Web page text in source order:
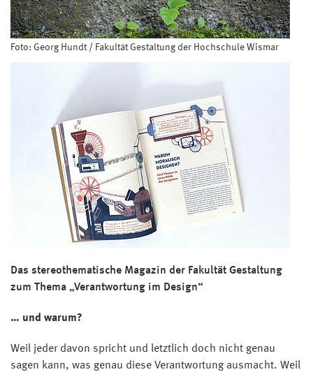
Foto: Georg Hundt / Fakultät Gestaltung der Hochschule Wismar
Das stereothematische Magazin der Fakultät Gestaltung
zum Thema „Verantwortung im Design“
… und warum?
Weil jeder davon spricht und letztlich doch nicht genau
sagen kann, was genau diese Verantwortung ausmacht. Weil